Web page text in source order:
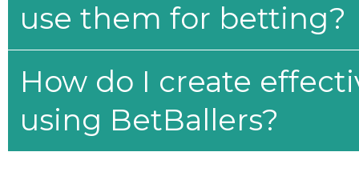
use them for betting?
How do I create
using BetBallers?